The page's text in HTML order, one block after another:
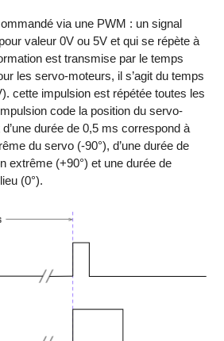
via une PWM : un signal
valeur 0V ou 5V et qui se répète à
est transmise par le temps
les servo-moteurs, il s’agit du temps
cette impulsion est répétée toutes les
code la position du servo-
durée de 0,5 ms correspond à
du servo (-90°), d’une durée de
extrême (+90°) et une durée de
(0°).